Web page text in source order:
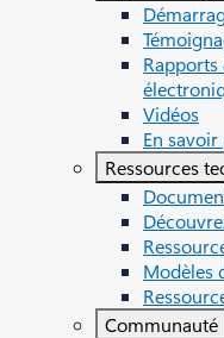
Rapports
Vidéos
En
Ressources
Modèles
Communauté